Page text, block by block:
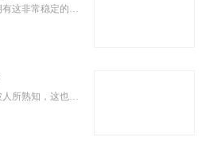
办公用品是企业办公的必需品，拥有这非常稳定的销量，而近年来万众创业，使得我国的企业数量越来越多，办公用品迎来了一个新的风口。办公用品的品牌对销量的影响非常的大，所以投资者在加盟办公用品品牌时，必须选择比较有名气的品牌。本本专题就为投资者推荐一些有名气的办公用品加盟品牌，解决加盟商不知道办公用品加盟哪家好的相关加盟问题。
电子烟的推广，让电子烟越来越被人所熟知，这也为电子烟行业带来了非常大的商机。目前电子烟的发展行处于初步阶段，拥有着非常大的发展空间。此时加盟代理电子烟会是一个不错的选择。本专题为想加盟代理电子烟的投资者推荐电子烟的加盟代理品牌，包括其加盟费用等相关加盟信息。